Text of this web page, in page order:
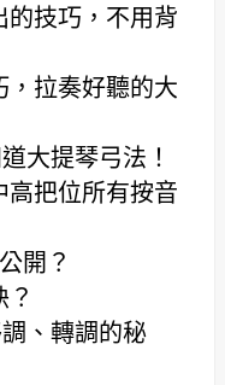
的技巧，不用背
，拉奏好聽的大
大提琴弓法！
高把位所有按音
開？
、轉調的秘